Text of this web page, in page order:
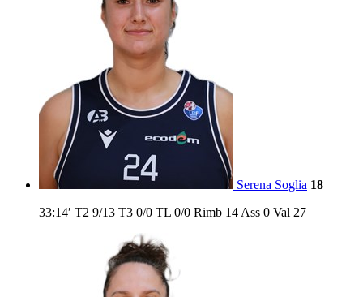
Serena Soglia 18
33:14′ T2 9/13 T3 0/0 TL 0/0 Rimb 14 Ass 0 Val 27